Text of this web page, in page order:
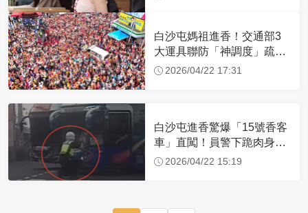
白沙屯媽祖進香！交通部3
大運具聯防「神調度」疏運
32.1萬創新高
2026/04/22 17:31
白沙屯進香驚爆「15號香客
車」直闖！員警下跪肉身擋
車：讓行人先過
2026/04/22 15:19